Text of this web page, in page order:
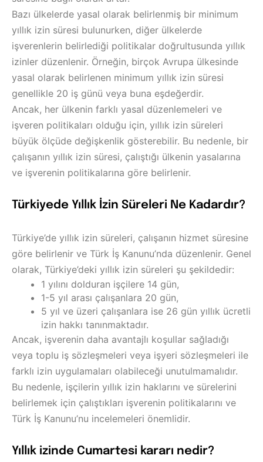
Bazı ülkelerde yasal olarak belirlenmiş bir minimum
yıllık izin süresi bulunurken, diğer ülkelerde
işverenlerin belirlediği politikalar doğrultusunda yıllık
izinler düzenlenir. Örneğin, birçok Avrupa ülkesinde
yasal olarak belirlenen minimum yıllık izin süresi
genellikle 20 iş günü veya buna eşdeğerdir.
Ancak, her ülkenin farklı yasal düzenlemeleri ve
işveren politikaları olduğu için, yıllık izin süreleri
büyük ölçüde değişkenlik gösterebilir. Bu nedenle, bir
çalışanın yıllık izin süresi, çalıştığı ülkenin yasalarına
ve işverenin politikalarına göre belirlenir.
Türkiyede Yıllık İzin Süreleri Ne Kadardır?
Türkiye’de yıllık izin süreleri, çalışanın hizmet süresine
göre belirlenir ve Türk İş Kanunu’nda düzenlenir. Genel
olarak, Türkiye’deki yıllık izin süreleri şu şekildedir:
1 yılını dolduran işçilere 14 gün,
1-5 yıl arası çalışanlara 20 gün,
5 yıl ve üzeri çalışanlara ise 26 gün yıllık ücretli
izin hakkı tanınmaktadır.
Ancak, işverenin daha avantajlı koşullar sağladığı
veya toplu iş sözleşmeleri veya işyeri sözleşmeleri ile
farklı izin uygulamaları olabileceği unutulmamalıdır.
Bu nedenle, işçilerin yıllık izin haklarını ve sürelerini
belirlemek için çalıştıkları işverenin politikalarını ve
Türk İş Kanunu’nu incelemeleri önemlidir.
Yıllık izinde Cumartesi kararı nedir?